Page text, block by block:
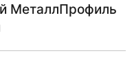
МеталлПрофиль